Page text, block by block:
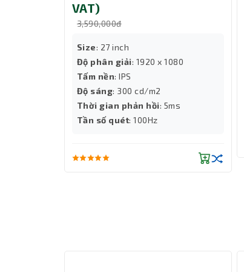
VAT)
3,590,000đ
Size: 27 inch
Độ phân giải: 1920 x 1080
Tấm nền: IPS
Độ sáng: 300 cd/m2
Thời gian phản hồi: 5ms
Tần số quét: 100Hz